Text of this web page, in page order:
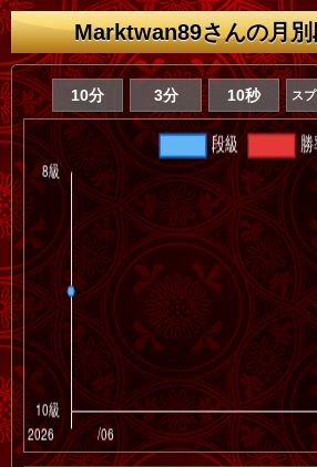
Marktwan89さんの月別
10分 3分 10秒 ス